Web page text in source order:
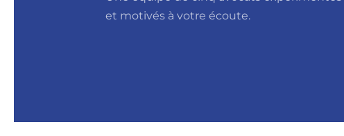
et motivés à votre écoute.